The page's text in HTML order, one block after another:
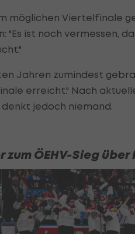
möglichen Viertelfinale
ist noch vermessen,
Jahren zumindest
erreicht." Nach
jedoch niemand.
ÖEHV-Sieg über